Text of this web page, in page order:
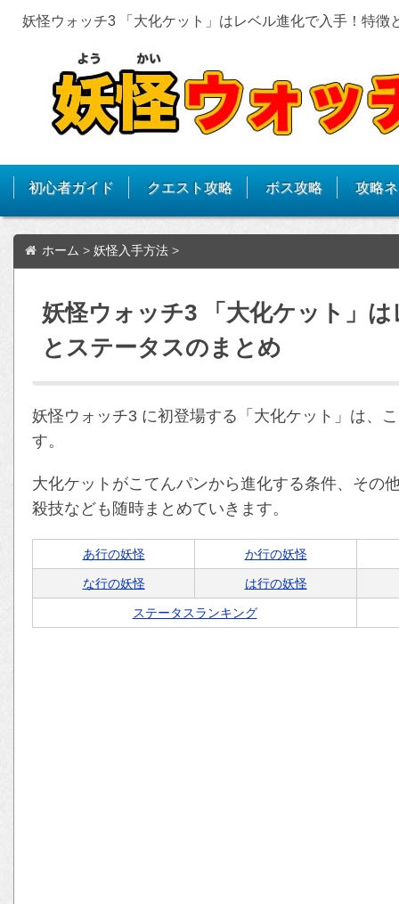
妖怪ウォッチ3 「大化ケット」はレベル進化で入手！特徴
初心者ガイド クエスト攻略 ボス攻略 攻略
ホーム > 妖怪入手方法 >
妖怪ウォッチ3 「大化ケット」
とステータスのまとめ
妖怪ウォッチ3 に初登場する「大化ケット」は、
す。
大化ケットがこてんパンから進化する条件、その
殺技なども随時まとめていきます。
あ行の妖怪 か行の妖怪
な行の妖怪 は行の妖怪
ステータスランキング